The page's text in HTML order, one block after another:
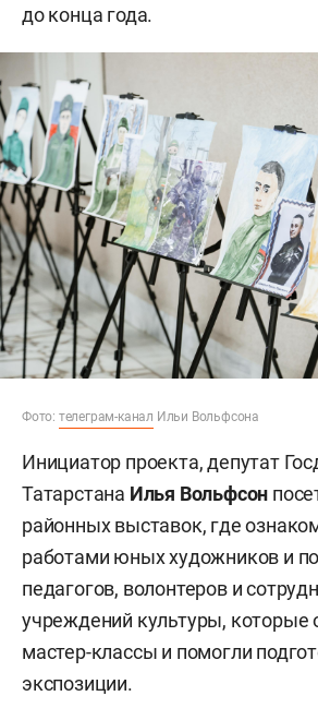
до конца года.
Фото: телеграм-канал Ильи Вольфсона
Инициатор проекта, депутат
Татарстана Илья Вольфсон
районных выставок, где
работами юных художников и
педагогов, волонтеров и
учреждений культуры, которые
мастер-классы и помогли
экспозиции.